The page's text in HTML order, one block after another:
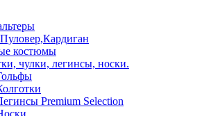
костюмы
чулки, легинсы, носки.
Premium Selection